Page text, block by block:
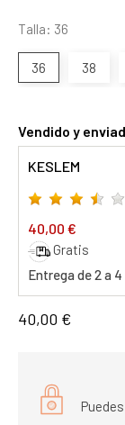
Talla: 36
36 38
Vendido y
KESLEM
40,00 €
Gratis
Entrega de 2 a 4
40,00 €